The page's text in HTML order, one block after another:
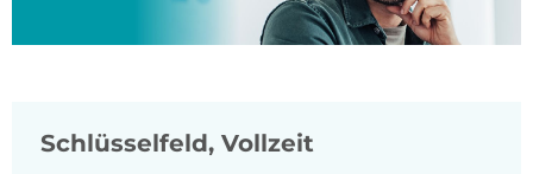
Schlüsselfeld, Vollzeit